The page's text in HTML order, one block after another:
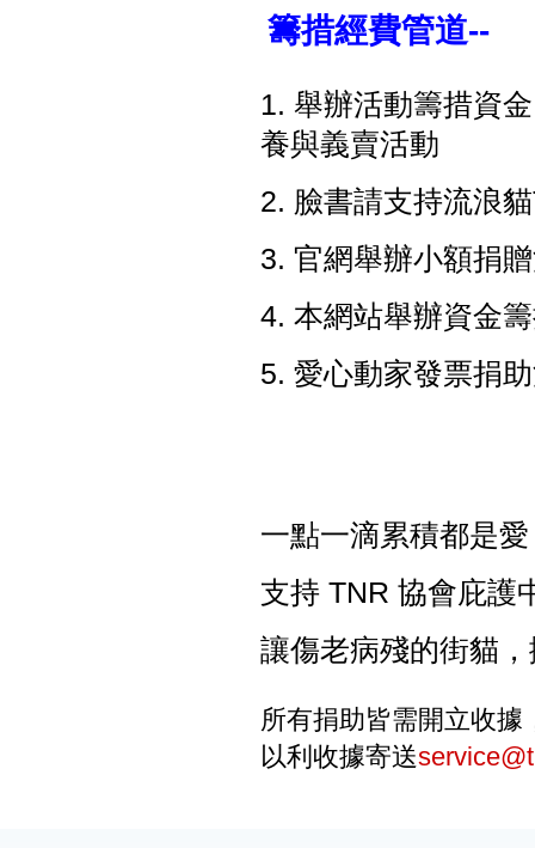
籌措經費管道--
1. 舉辦活動籌措資
養與義賣活動
2. 臉書請支持流浪貓
3. 官網舉辦小額捐
4.本網站舉辦資金
5.愛心動家發票捐
一點一滴累積都是
支持TNR協會庇護
讓傷老病殘的街貓
所有捐助皆需開立收
以利收據寄送